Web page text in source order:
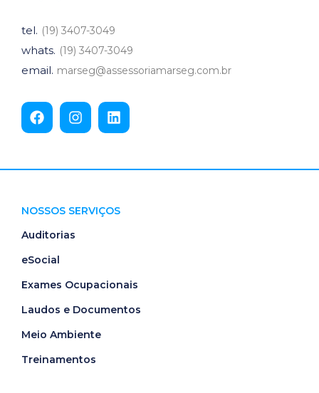
tel. (19) 3407-3049
whats. (19) 3407-3049
email. marseg@assessoriamarseg.com.br
NOSSOS SERVIÇOS
Auditorias
eSocial
Exames Ocupacionais
Laudos e Documentos
Meio Ambiente
Treinamentos